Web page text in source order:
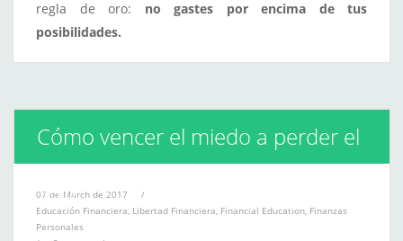
regla de oro: no gastes por encima de tus
posibilidades.
Cómo vencer el miedo a perder el
dinero
07 de March de 2017
/
Educación Financiera Libertad Financiera Financial Education Finanzas
Personales